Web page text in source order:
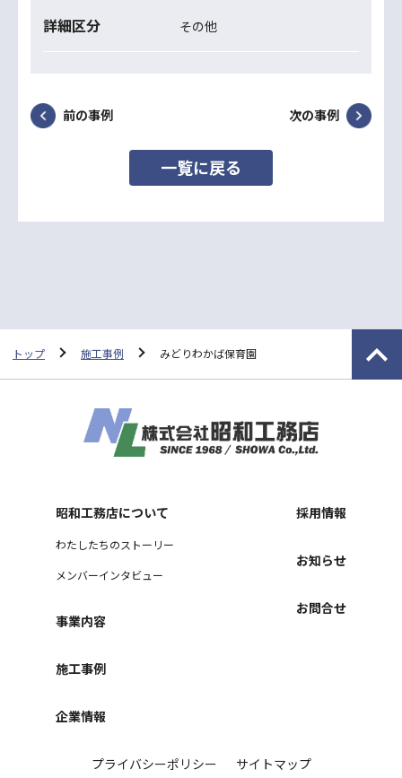
詳細区分 その他
前の事例 次の事例
一覧に戻る
トップ 施工事例 みどりわかば保育園
昭和工務店について
わたしたちのストーリー
メンバーインタビュー
事業内容
施工事例
企業情報
採用情報
お知らせ
お問合せ
プライバシーポリシー サイトマップ